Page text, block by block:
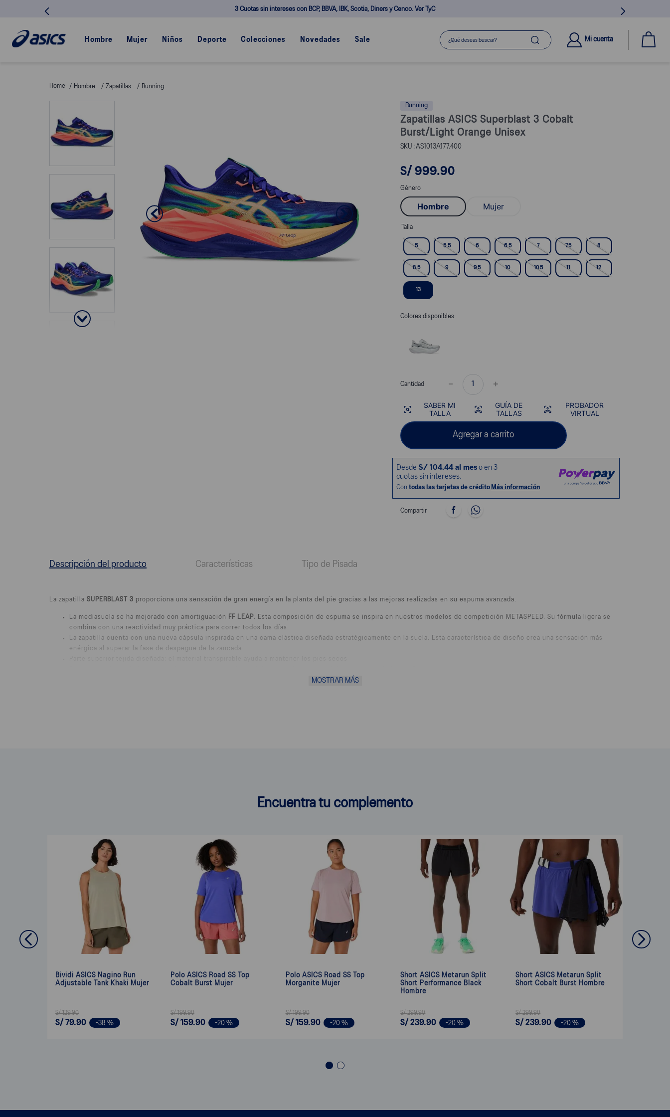
3 Cuotas sin intereses con BCP, BBVA, IBK, Scotia, Diners y Cenco. Ver TyC
Hombre Mujer Niños Deporte Colecciones Novedades Sale
¿Qué deseas buscar?
Mi cuenta
Hombre Zapatillas Running
Running
Zapatillas ASICS Superblast 3 Cobalt
Burst/Light Orange Unisex
AS1013A177.400
S/ 999.90
Género
Hombre Mujer
Talla
5 5.5 6 6.5 7 7.5 8
8.5 9 9.5 10 10.5 11 12
13
Colores disponibles
Cantidad ＋
－
SABER MI
TALLA
GUÍA DE
TALLAS
PROBADOR
VIRTUAL
Agregar a carrito
Compartir
Descripción del producto Características Tipo de Pisada
La zapatilla SUPERBLAST 3 proporciona una sensación de gran energía en la planta del pie gracias a las mejoras realizadas en su espuma avanzada.
La mediasuela se ha mejorado con amortiguación FF LEAP. Esta composición de espuma se inspira en nuestros modelos de competición METASPEED. Su fórmula ligera se
combina con una reactividad muy práctica para correr todos los días.
La zapatilla cuenta con una nueva cápsula inspirada en una cama elástica diseñada estratégicamente en la suela. Esta característica de diseño crea una sensación más
enérgica al superar la fase de despegue de la zancada.
: espuma de entresuela que proporciona una combinación de amortiguación similar a la de una nube y una pisada reactiva que es más ligera
MOSTRAR MÁS
Encuentra tu complemento
Bividi ASICS Nagino Run
Adjustable Tank Khaki Mujer
S/ 129.90
S/ 79.90 -38 %
Polo ASICS Road SS Top
Cobalt Burst Mujer
S/ 199.90
S/ 159.90 -20 %
Polo ASICS Road SS Top
Morganite Mujer
S/ 199.90
S/ 159.90 -20 %
Short ASICS Metarun Split
Short Performance Black
Hombre
S/ 299.90
S/ 239.90 -20 %
Short ASICS Metarun Split
Short Cobalt Burst Hombre
S/ 299.90
S/ 239.90 -20 %